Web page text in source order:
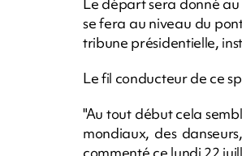
se fera au niveau du
tribune présidentielle,
Le fil conducteur de ce
"Au tout début cela
mondiaux, des
commenté ce lundi 22